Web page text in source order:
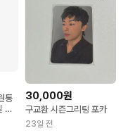
통
손
30,000원
구교환 시즌그리팅 포카
23일 전